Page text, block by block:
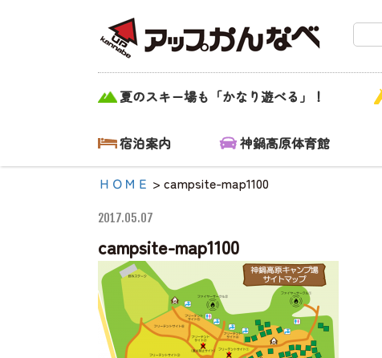
campsite-
map1100|【公
式】アップかん
なべ｜兵庫県豊
岡市・関西 ア
ウトドア・キャ
ンプ場・熱気
球・高原アクテ
ィビティ
夏のスキー場も「かなり遊べる」！
宿泊案内 神鍋高原体育館
ＨＯＭＥ > campsite-map1100
2017.05.07
campsite-map1100